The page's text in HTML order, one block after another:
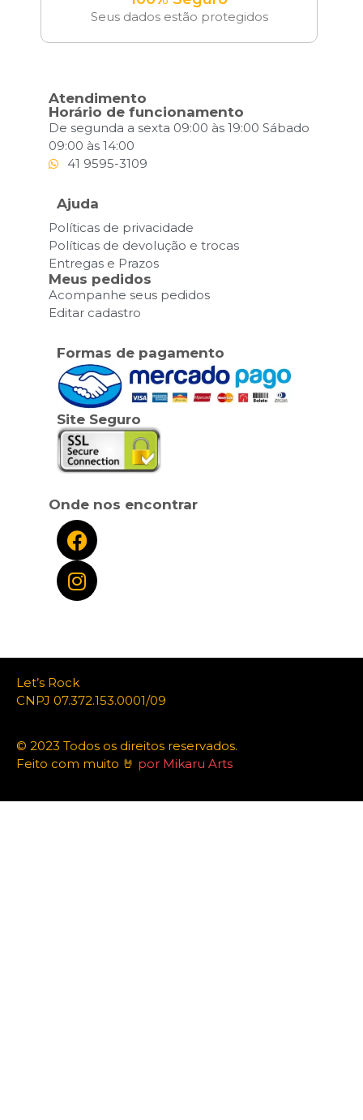
Seus dados estão protegidos
Atendimento
Horário de funcionamento
De segunda a sexta 09:00 às 19:00 Sábado
09:00 às 14:00
41 9595-3109
Ajuda
Políticas de privacidade
Políticas de devolução e trocas
Entregas e Prazos
Meus pedidos
Acompanhe seus pedidos
Editar cadastro
Formas de pagamento
Site Seguro
Onde nos encontrar
Let’s Rock
CNPJ 07.372.153.0001/09
© 2023 Todos os direitos reservados.
Feito com muito 🤘 por Mikaru Arts